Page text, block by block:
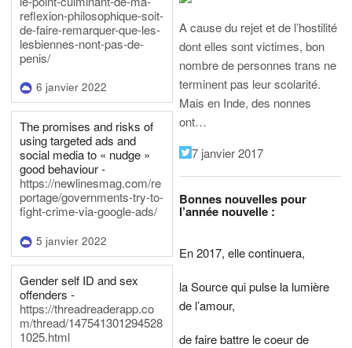
reflexion-philosophique-soit-
de-faire-remarquer-que-les-
lesbiennes-nont-pas-de-
penis/
6 janvier 2022
The promises and risks of
using targeted ads and
social media to « nudge »
good behaviour -
https://newlinesmag.com/re
portage/governments-try-to-
fight-crime-via-google-ads/
5 janvier 2022
Gender self ID and sex
offenders -
https://threadreaderapp.co
m/thread/147541301294528
1025.html
A cause du rejet et de l’hostilité
dont elles sont victimes, bon
nombre de personnes trans ne
terminent pas leur scolarité.
Mais en Inde, des nonnes
ont…
7 janvier 2017
Bonnes nouvelles pour
l’année nouvelle :
En 2017, elle continuera,
la Source qui pulse la lumière
de l’amour,
de faire battre le coeur de